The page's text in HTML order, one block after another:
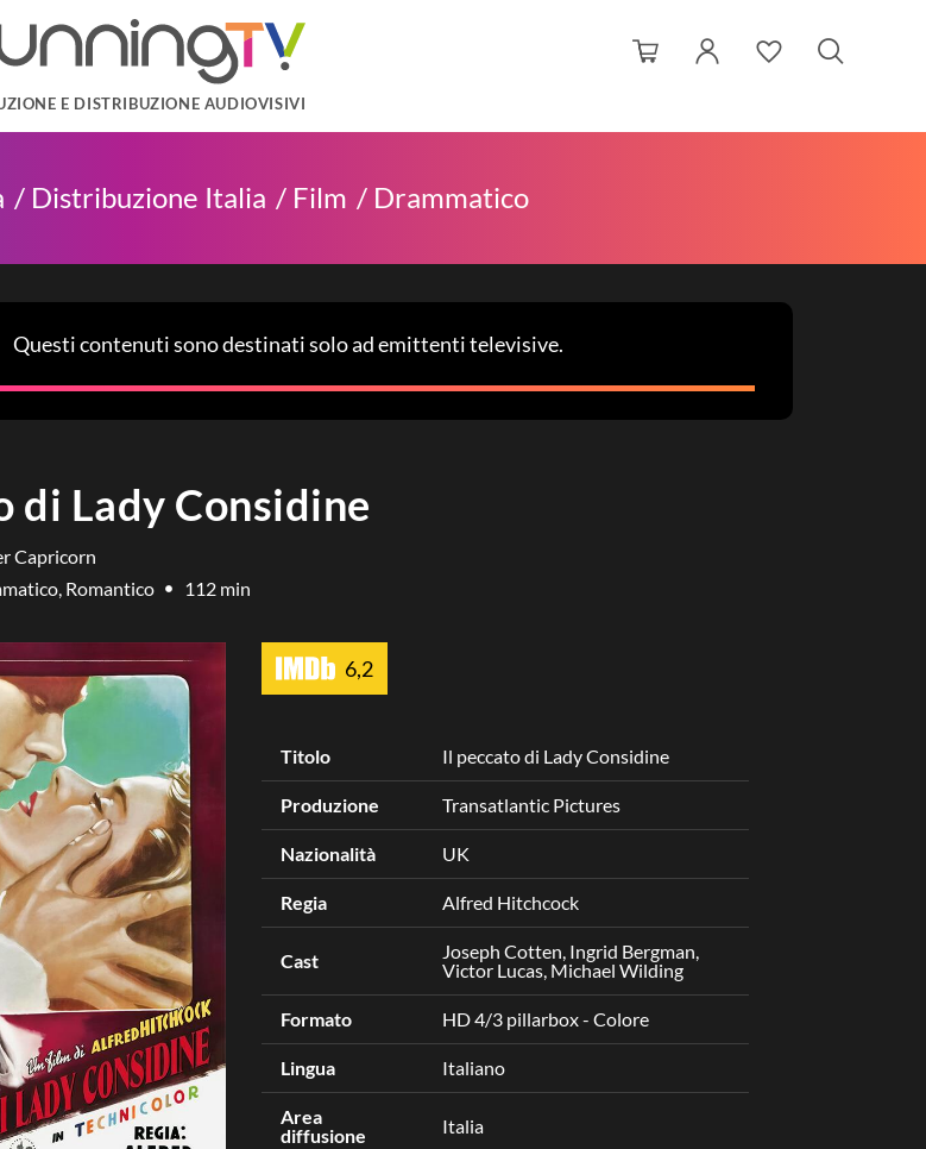
E DISTRIBUZIONE AUDIOVISIVI
Distribuzione Italia Film Drammatico
Questi contenuti sono destinati solo ad emittenti televisive.
di Lady Considine
Capricorn
Romantico 112 min
6,2
Titolo Il peccato di Lady Considine
Produzione Transatlantic Pictures
Nazionalità UK
Regia Alfred Hitchcock
Cast
Joseph Cotten, Ingrid Bergman,
Victor Lucas, Michael Wilding
Formato HD 4/3 pillarbox - Colore
Lingua Italiano
Area
diffusione
Italia